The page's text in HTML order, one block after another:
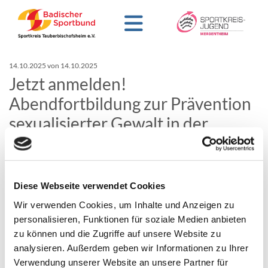
Diese Webseite verwendet Cookies
Wir verwenden Cookies, um Inhalte und Anzeigen zu
personalisieren, Funktionen für soziale Medien anbieten
zu können und die Zugriffe auf unsere Website zu
analysieren. Außerdem geben wir Informationen zu Ihrer
Verwendung unserer Website an unsere Partner für
14.10.2025 von 14.10.2025
Jetzt anmelden!
Abendfortbildung zur Prävention
sexualisierter Gewalt in der
Jugendarbeit
besonders in der Arbeit mit Kindern und Jugendlichen. Umso
entscheidender ist es, sich als Fachkraft oder Ehrenamtliche*r
in der Jugendarbeit mit den richtigen Strategien zur
Prävention auseinanderzusetzen.
Der Kreisjugendring Main-Tauber e.V. lädt daher herzlich ein
zur Abendfortbildung „Prävention sexualisierter Gewalt in